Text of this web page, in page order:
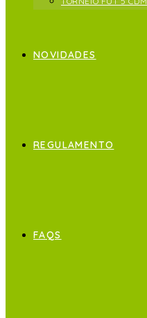
NOVIDADES
REGULAMENTO
FAQS